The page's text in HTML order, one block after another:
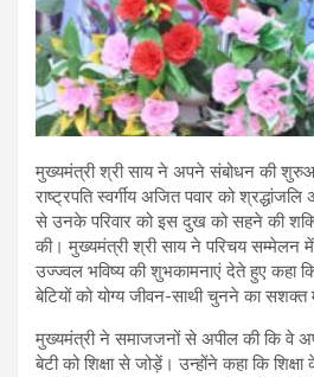
मुख्यमंत्री श्री साय ने अपने संबोधन की
राष्ट्रपति स्वर्गीय अजित पवार को
से उनके परिवार को इस दुख को सहने की
की। मुख्यमंत्री श्री साय ने परिचय सम्मेलन
उज्ज्वल भविष्य की शुभकामनाएं देते हुए कहा
बेटियों को योग्य जीवन-साथी चुनने का
मुख्यमंत्री ने समाजजनों से अपील की कि वे
बेटी को शिक्षा से जोड़ें। उन्होंने कहा कि